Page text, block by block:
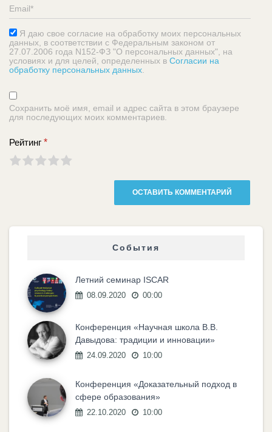
Я даю свое согласие на обработку моих персональных
данных, в соответствии с Федеральным законом от
27.07.2006 года N152-ФЗ "О персональных данных", на
условиях и для целей, определенных в Согласии на
обработку персональных данных.
Сохранить моё имя, email и адрес сайта в этом браузере
для последующих моих комментариев.
Рейтинг *
События
Летний семинар ISCAR
08.09.2020 00:00
Конференция «Научная школа В.В.
Давыдова: традиции и инновации»
24.09.2020 10:00
Конференция «Доказательный подход в
сфере образования»
22.10.2020 10:00